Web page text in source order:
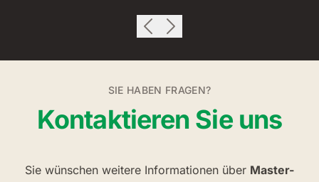
SIE HABEN FRAGEN?
Kontaktieren Sie uns
Sie wünschen weitere Informationen über Master-